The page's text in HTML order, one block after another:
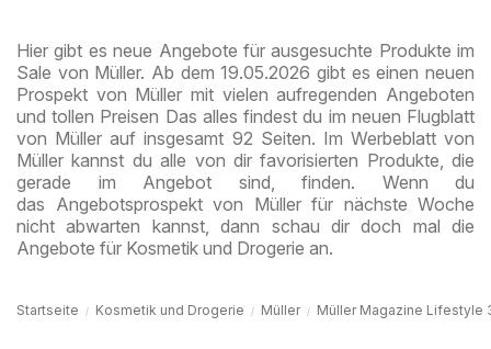
Hier gibt es neue Angebote für ausgesuchte Produkte im
Sale von Müller. Ab dem 19.05.2026 gibt es einen neuen
Prospekt von Müller mit vielen aufregenden Angeboten
und tollen Preisen Das alles findest du im neuen Flugblatt
von Müller auf insgesamt 92 Seiten. Im Werbeblatt von
Müller kannst du alle von dir favorisierten Produkte, die
gerade im Angebot sind, finden. Wenn du
das Angebotsprospekt von Müller für nächste Woche
nicht abwarten kannst, dann schau dir doch mal die
Angebote für Kosmetik und Drogerie an.
Startseite Kosmetik und Drogerie Müller Müller Magazine Lifestyle